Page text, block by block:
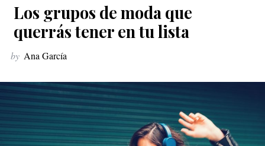
c
h
f
o
:
Los grupos de moda que
querrás tener en tu lista
by Ana García